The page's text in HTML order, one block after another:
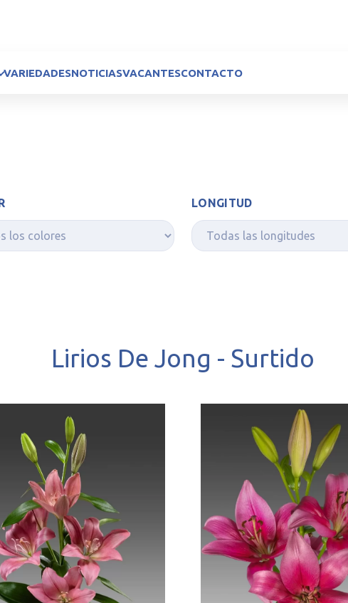
VARIEDADESNOTICIASVACANTESCONTACTO
LONGITUD
Lirios De Jong - Surtido